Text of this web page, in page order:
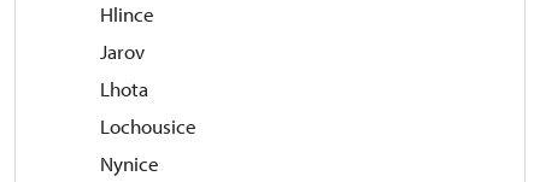
Hlince
Jarov
Lhota
Lochousice
Nynice